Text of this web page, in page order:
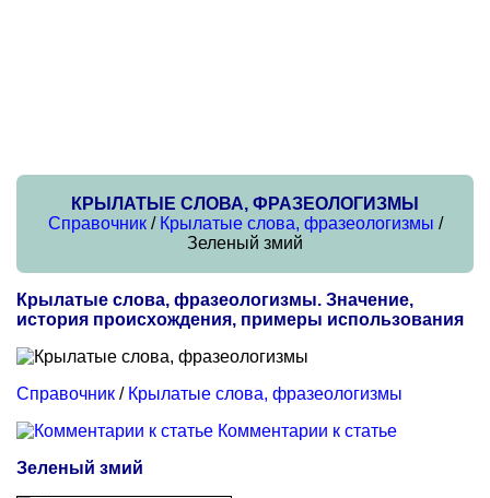
КРЫЛАТЫЕ СЛОВА, ФРАЗЕОЛОГИЗМЫ
Справочник/ Крылатые слова, фразеологизмы /
Зеленый змий
Крылатые слова, фразеологизмы. Значение,
история происхождения, примеры использования
Справочник / Крылатые слова, фразеологизмы
Комментарии к статье
Зеленый змий